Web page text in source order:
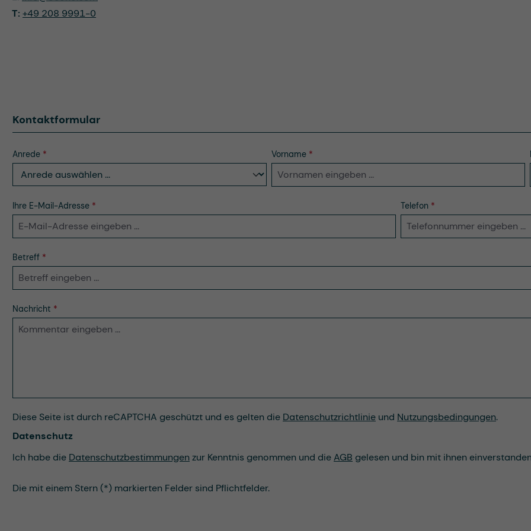
T: +49 208 9991-0
Kontaktformular
Anrede * Vorname *
Ihre E-Mail-Adresse * Telefon *
Betreff *
Nachricht *
Diese Seite ist durch reCAPTCHA geschützt und es gelten die Datenschutzrichtlinie und Nutzungsbedingungen.
Datenschutz
Ich habe die Datenschutzbestimmungenzur Kenntnis genommen und dieAGB gelesen und bin mit ihnen
Die mit einem Stern (*) markierten Felder sind Pflichtfelder.